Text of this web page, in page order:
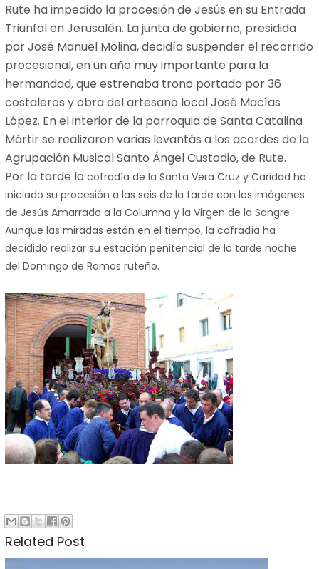
Rute ha impedido la procesión de Jesús en su Entrada
Triunfal en Jerusalén. La junta de gobierno, presidida
por José Manuel Molina, decidía suspender el recorrido
procesional, en un año muy importante para la
hermandad, que estrenaba trono portado por 36
costaleros y obra del artesano local José Macías
López. En el interior de la parroquia de Santa Catalina
Mártir se realizaron varias levantás a los acordes de la
Agrupación MusicalSanto Ángel Custodio, de Rute.
Por la tarde lacofradía de la Santa Vera Cruz y Caridad ha
iniciado su procesión a las seis de la tarde con las imágenes
de Jesús Amarrado a la Columna y la Virgen de la Sangre.
Aunque las miradas están en el tiempo, la cofradía ha
decidido realizar su estación penitencial de la tarde noche
del Domingo de Ramos ruteño.
Related Post